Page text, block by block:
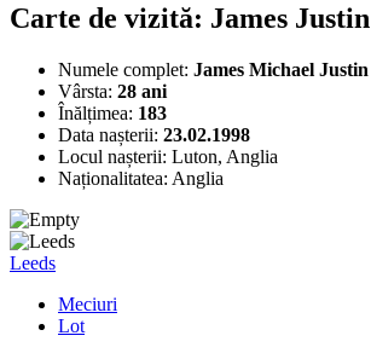
Carte de vizită: James Justin
Numele complet: James Michael Justin
Vârsta: 28 ani
Înălțimea: 183
Data nașterii: 23.02.1998
Locul nașterii: Luton, Anglia
Naționalitatea: Anglia
Leeds
Meciuri
Lot